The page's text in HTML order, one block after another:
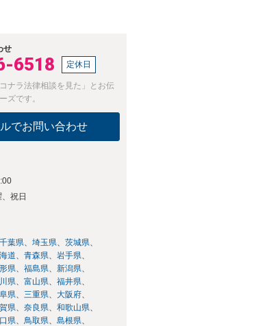
せ
6518 定休日
ナラ法律相談を見た」とお伝
ズです。
ルでお問い合わせ
祝日
千葉県 埼玉県
茨城県
道 青森県
岩手県
県 福島県
新潟県
県 富山県
福井県
県 三重県
大阪府
県 奈良県
和歌山県
県 鳥取県
島根県